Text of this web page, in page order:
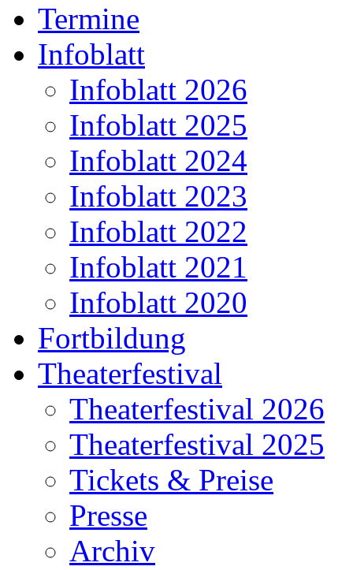
Termine
Infoblatt
Infoblatt 2026
Infoblatt 2025
Infoblatt 2024
Infoblatt 2023
Infoblatt 2022
Infoblatt 2021
Infoblatt 2020
Fortbildung
Theaterfestival
Theaterfestival 2026
Theaterfestival 2025
Tickets & Preise
Presse
Archiv